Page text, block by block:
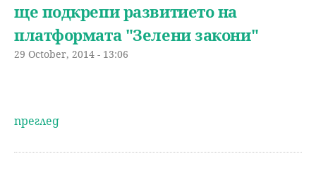
ще подкрепи развитието на
платформата "Зелени закони"
29 October, 2014 - 13:06
преглед